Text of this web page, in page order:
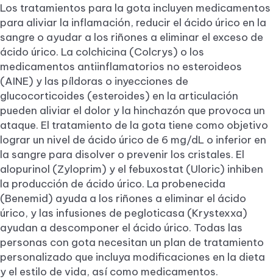
Los tratamientos para la gota incluyen medicamentos
para aliviar la inflamación, reducir el ácido úrico en la
sangre o ayudar a los riñones a eliminar el exceso de
ácido úrico. La colchicina (Colcrys) o los
medicamentos antiinflamatorios no esteroideos
(AINE) y las píldoras o inyecciones de
glucocorticoides (esteroides) en la articulación
pueden aliviar el dolor y la hinchazón que provoca un
ataque. El tratamiento de la gota tiene como objetivo
lograr un nivel de ácido úrico de 6 mg/dL o inferior en
la sangre para disolver o prevenir los cristales. El
alopurinol (Zyloprim) y el febuxostat (Uloric) inhiben
la producción de ácido úrico. La probenecida
(Benemid) ayuda a los riñones a eliminar el ácido
úrico, y las infusiones de pegloticasa (Krystexxa)
ayudan a descomponer el ácido úrico. Todas las
personas con gota necesitan un plan de tratamiento
personalizado que incluya modificaciones en la dieta
y el estilo de vida, así como medicamentos.